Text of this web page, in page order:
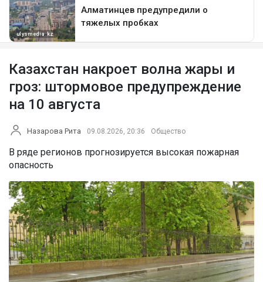
Казахстан накроет волна жары и
гроз: штормовое предупреждение
на 10 августа
Назарова Рита 09.08.2026, 20:36 Общество
В ряде регионов прогнозируется высокая пожарная
опасность